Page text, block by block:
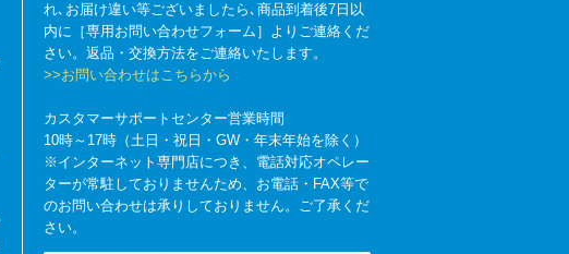
れ､お届け違い等ございましたら､商品到着後7日以
内に［専用お問い合わせフォーム］よりご連絡くだ
さい。返品・交換方法をご連絡いたします。
>>お問い合わせはこちらから
カスタマーサポートセンター営業時間
10時～17時（土日・祝日・GW・年末年始を除く）
※インターネット専門店につき、電話対応オペレー
ターが常駐しておりませんため、お電話・FAX等で
のお問い合わせは承りしておりません。ご了承くだ
さい。